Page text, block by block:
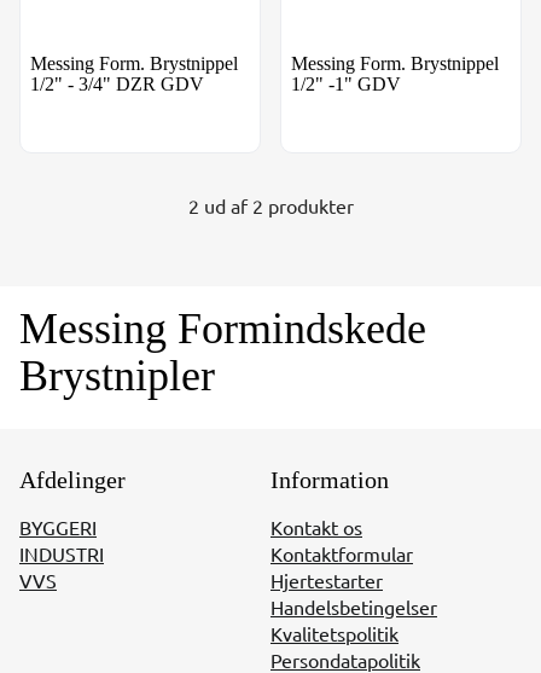
Messing Form. Brystnippel
1/2" - 3/4" DZR GDV
Messing Form. Brystnippel
1/2" -1" GDV
2 ud af 2 produkter
Messing Formindskede
Brystnipler
Afdelinger
BYGGERI
INDUSTRI
VVS
Information
Kontakt os
Kontaktformular
Hjertestarter
Handelsbetingelser
Kvalitetspolitik
Persondatapolitik